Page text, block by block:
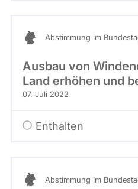
Abstimmung im
Ausbau von
Land erhöhen und
07. Juli 2022
Enthalten
Abstimmung im